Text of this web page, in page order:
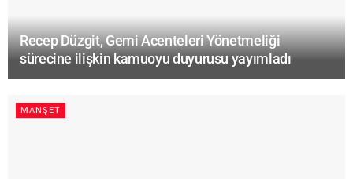
Recep Düzgit, Gemi Acenteleri Yönetmeliği
sürecine ilişkin kamuoyu duyurusu yayımladı
MANŞET